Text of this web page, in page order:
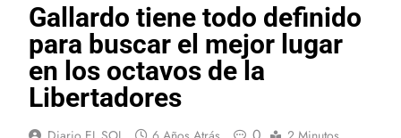
Gallardo tiene todo definido
para buscar el mejor lugar
en los octavos de la
Libertadores